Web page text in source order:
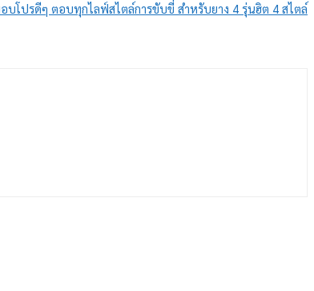
บโปรดีๆ ตอบทุกไลฟ์สไตล์การขับขี่ สำหรับยาง 4 รุ่นฮิต 4 สไตล์